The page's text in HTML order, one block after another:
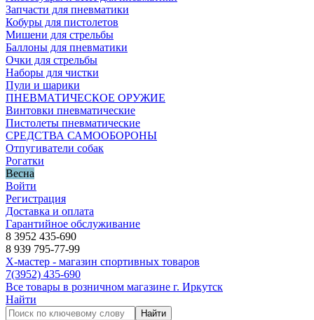
Запчасти для пневматики
Кобуры для пистолетов
Мишени для стрельбы
Баллоны для пневматики
Очки для стрельбы
Наборы для чистки
Пули и шарики
ПНЕВМАТИЧЕСКОЕ ОРУЖИЕ
Винтовки пневматические
Пистолеты пневматические
СРЕДСТВА САМООБОРОНЫ
Отпугиватели собак
Рогатки
Весна
Войти
Регистрация
Доставка и оплата
Гарантийное обслуживание
8 3952 435-690
8 939 795-77-99
Х-мастер - магазин спортивных товаров
7(3952) 435-690
Все товары в розничном магазине г. Иркутск
Найти
Найти